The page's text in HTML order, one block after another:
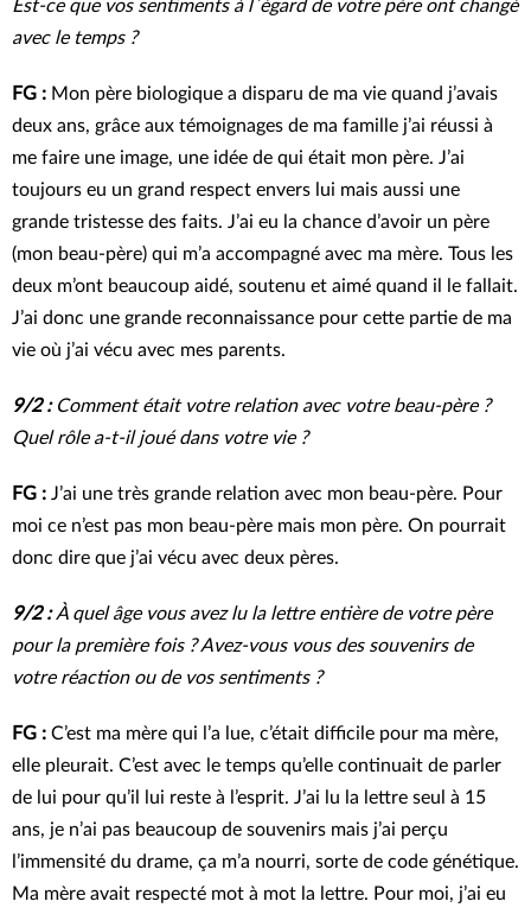
Est-ce que vos sentiments à l´égard de votre père ont changé
avec le temps ?
FG : Mon père biologique a disparu de ma vie quand j’avais
deux ans, grâce aux témoignages de ma famille j’ai réussi à
me faire une image, une idée de qui était mon père. J’ai
toujours eu un grand respect envers lui mais aussi une
grande tristesse des faits. J’ai eu la chance d’avoir un père
(mon beau-père) qui m’a accompagné avec ma mère. Tous les
deux m’ont beaucoup aidé, soutenu et aimé quand il le fallait.
J’ai donc une grande reconnaissance pour cette partie de ma
vie où j’ai vécu avec mes parents.
9/2 : Comment était votre relation avec votre beau-père ?
Quel rôle a-t-il joué dans votre vie ?
FG : J’ai une très grande relation avec mon beau-père. Pour
moi ce n’est pas mon beau-père mais mon père. On pourrait
donc dire que j’ai vécu avec deux pères.
9/2 :À quel âge vous avez lu la lettre entière de votre père
pour la première fois ? Avez-vous vous des souvenirs de
votre réaction ou de vos sentiments ?
FG : C’est ma mère qui l’a lue, c’était difficile pour ma mère,
elle pleurait. C’est avec le temps qu’elle continuait de parler
de lui pour qu’il lui reste à l’esprit. J’ai lu la lettre seul à 15
ans, je n’ai pas beaucoup de souvenirs mais j’ai perçu
l’immensité du drame, ça m’a nourri, sorte de code génétique.
Ma mère avait respecté mot à mot la lettre. Pour moi, j’ai eu